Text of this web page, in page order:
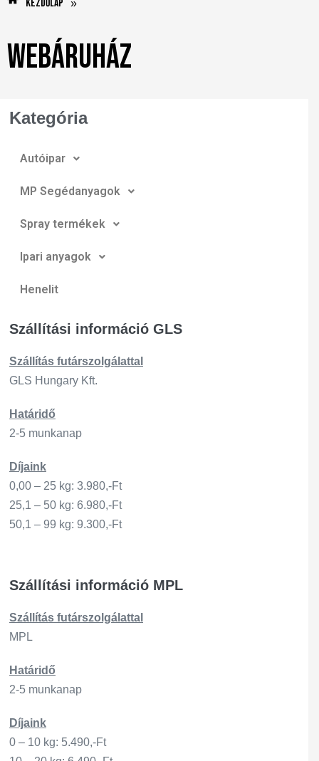
Kezdőlap »
Webáruház
Kategória
Autóipar
MP Segédanyagok
Spray termékek
Ipari anyagok
Henelit
Szállítási információ GLS
Szállítás futárszo lgálattal
GLS Hungary Kft.
Határidő
2-5 munkanap
Díjaink
0,00 – 25 kg: 3.980,-Ft
25,1 – 50 kg: 6.980,-Ft
50,1 – 99 kg: 9.300,-Ft
Szállítási információ MPL
Szállítás futárszo lgálattal
MPL
Határidő
2-5 munkanap
Díjaink
0 – 10 kg: 5.490,-Ft